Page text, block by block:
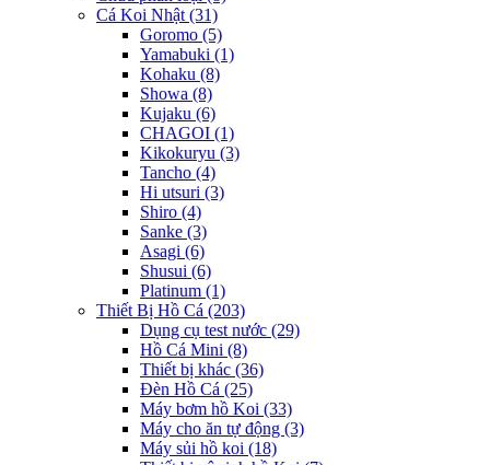
Cá Koi Nhật (31)
Goromo (5)
Yamabuki (1)
Kohaku (8)
Showa (8)
Kujaku (6)
CHAGOI (1)
Kikokuryu (3)
Tancho (4)
Hi utsuri (3)
Shiro (4)
Sanke (3)
Asagi (6)
Shusui (6)
Platinum (1)
Thiết Bị Hồ Cá (203)
Dụng cụ test nước (29)
Hồ Cá Mini (8)
Thiết bị khác (36)
Đèn Hồ Cá (25)
Máy bơm hồ Koi (33)
Máy cho ăn tự động (3)
Máy sủi hồ koi (18)